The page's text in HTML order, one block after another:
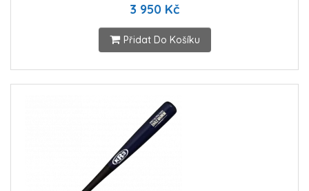
3 950 Kč
Přidat Do Košíku